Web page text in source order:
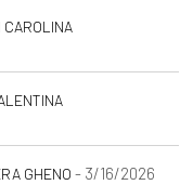
CAROLINA
GHENO - 3/16/2026